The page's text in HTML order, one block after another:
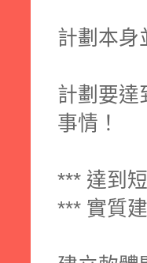
計劃本身
計劃要達
事情！
*** 達到
*** 實質